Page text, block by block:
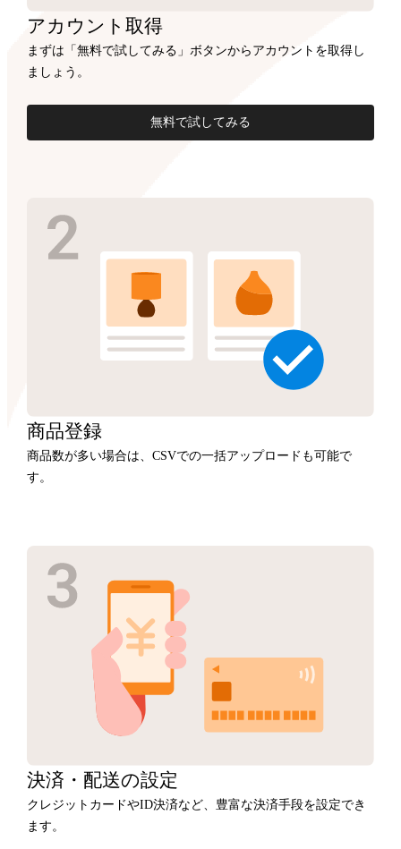
アカウント取得
まずは「無料で試してみる」ボタンからアカウントを取得し
ましょう。
無料で試してみる
商品登録
商品数が多い場合は、CSVでの一括アップロードも可能で
す。
決済・ 配送の設定
クレジットカードやID決済など、豊富な決済手段を設定でき
ます。